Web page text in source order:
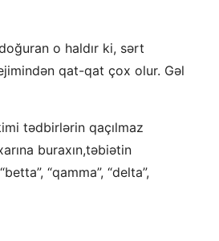
o haldır ki, sərt
qat-qat çox olur. Gəl
tədbirlərin qaçılmaz
buraxın,təbiətin
“qamma”, “delta”,